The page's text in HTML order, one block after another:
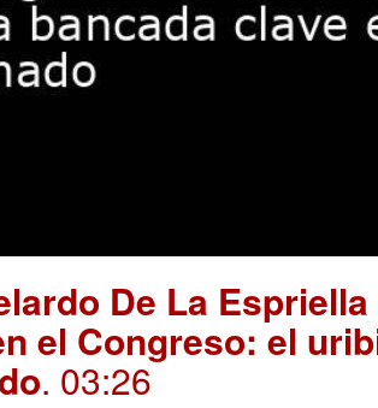
De La
el Congreso: el
. 03:26